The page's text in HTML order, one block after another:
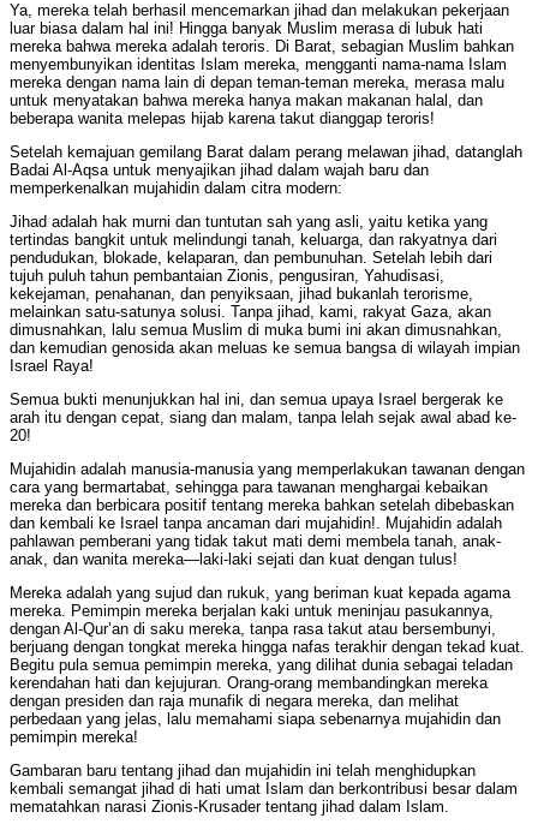
Ya, mereka telah berhasil mencemarkan jihad dan melakukan pekerjaan
luar biasa dalam hal ini! Hingga banyak Muslim merasa di lubuk hati
mereka bahwa mereka adalah teroris. Di Barat, sebagian Muslim bahkan
menyembunyikan identitas Islam mereka, mengganti nama-nama Islam
mereka dengan nama lain di depan teman-teman mereka, merasa malu
untuk menyatakan bahwa mereka hanya makan makanan halal, dan
beberapa wanita melepas hijab karena takut dianggap teroris!
Setelah kemajuan gemilang Barat dalam perang melawan jihad, datanglah
Badai Al-Aqsa untuk menyajikan jihad dalam wajah baru dan
memperkenalkan mujahidin dalam citra modern:
Jihad adalah hak murni dan tuntutan sah yang asli, yaitu ketika yang
tertindas bangkit untuk melindungi tanah, keluarga, dan rakyatnya dari
pendudukan, blokade, kelaparan, dan pembunuhan. Setelah lebih dari
tujuh puluh tahun pembantaian Zionis, pengusiran, Yahudisasi,
kekejaman, penahanan, dan penyiksaan, jihad bukanlah terorisme,
melainkan satu-satunya solusi. Tanpa jihad, kami, rakyat Gaza, akan
dimusnahkan, lalu semua Muslim di muka bumi ini akan dimusnahkan,
dan kemudian genosida akan meluas ke semua bangsa di wilayah impian
Israel Raya!
Semua bukti menunjukkan hal ini, dan semua upaya Israel bergerak ke
arah itu dengan cepat, siang dan malam, tanpa lelah sejak awal abad ke-
20!
Mujahidin adalah manusia-manusia yang memperlakukan tawanan dengan
cara yang bermartabat, sehingga para tawanan menghargai kebaikan
mereka dan berbicara positif tentang mereka bahkan setelah dibebaskan
dan kembali ke Israel tanpa ancaman dari mujahidin!. Mujahidin adalah
pahlawan pemberani yang tidak takut mati demi membela tanah, anak-
anak, dan wanita mereka—laki-laki sejati dan kuat dengan tulus!
Mereka adalah yang sujud dan rukuk, yang beriman kuat kepada agama
mereka. Pemimpin mereka berjalan kaki untuk meninjau pasukannya,
dengan Al-Qur’an di saku mereka, tanpa rasa takut atau bersembunyi,
berjuang dengan tongkat mereka hingga nafas terakhir dengan tekad kuat.
Begitu pula semua pemimpin mereka, yang dilihat dunia sebagai teladan
kerendahan hati dan kejujuran. Orang-orang membandingkan mereka
dengan presiden dan raja munafik di negara mereka, dan melihat
perbedaan yang jelas, lalu memahami siapa sebenarnya mujahidin dan
pemimpin mereka!
Gambaran baru tentang jihad dan mujahidin ini telah menghidupkan
kembali semangat jihad di hati umat Islam dan berkontribusi besar dalam
mematahkan narasi Zionis-Krusader tentang jihad dalam Islam.